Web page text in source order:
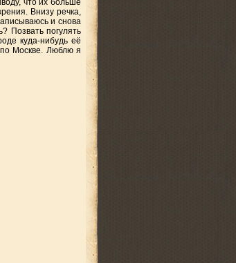
что их больше
Внизу речка,
и снова
Позвать погулять
куда-нибудь её
Москве. Люблю я